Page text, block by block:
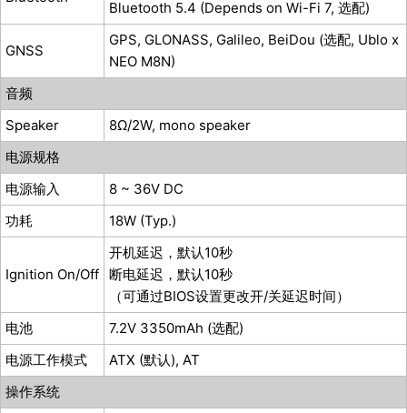
Bluetooth 5.4 (Depends on Wi-Fi 7, 选配)
GNSS
GPS, GLONASS, Galileo, BeiDou (选配, Ublo x
NEO M8N)
音频
Speaker
8Ω/2W, mono speaker
电源规格
电源输入
8 ~ 36V DC
功耗
18W (Typ.)
Ignition On/Off
开机延迟，默认10秒
断电延迟，默认10秒
（可通过BIOS设置更改开/关延迟时间）
电池
7.2V 3350mAh (选配)
电源工作模式
ATX (默认), AT
操作系统